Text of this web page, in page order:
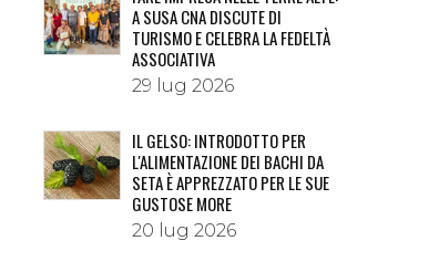
A SUSA CNA DISCUTE DI
TURISMO E CELEBRA LA FEDELTÀ
ASSOCIATIVA
29 lug 2026
IL GELSO: INTRODOTTO PER
L'ALIMENTAZIONE DEI BACHI DA
SETA È APPREZZATO PER LE SUE
GUSTOSE MORE
20 lug 2026